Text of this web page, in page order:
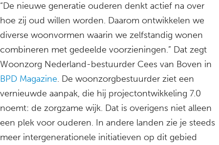
“De nieuwe generatie ouderen denkt actief na over
hoe zij oud willen worden. Daarom ontwikkelen we
diverse woonvormen waarin we zelfstandig wonen
combineren met gedeelde voorzieningen.” Dat zegt
Woonzorg Nederland-bestuurder Cees van Boven in
BPD Magazine. De woonzorgbestuurder ziet een
vernieuwde aanpak, die hij projectontwikkeling 7.0
noemt: de zorgzame wijk. Dat is overigens niet alleen
een plek voor ouderen. In andere landen zie je steeds
meer intergenerationele initiatieven op dit gebied